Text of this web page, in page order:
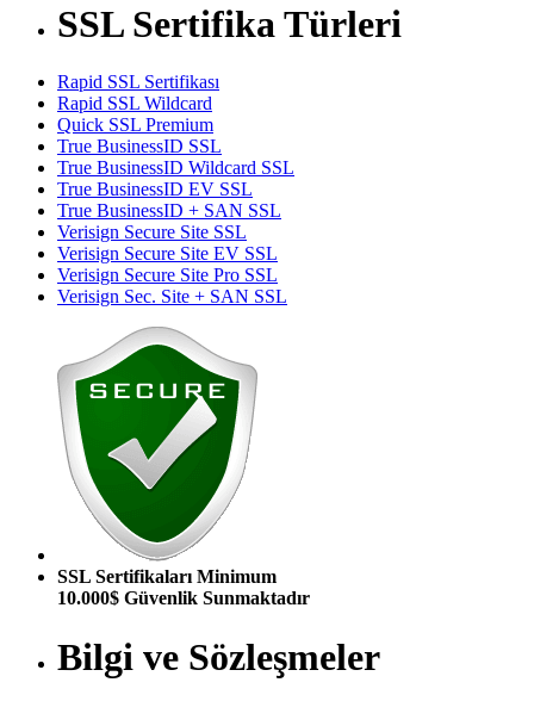
SSL Sertifika Türleri
Rapid SSL Sertifikası
Rapid SSL Wildcard
Quick SSL Premium
True BusinessID SSL
True BusinessID Wildcard SSL
True BusinessID EV SSL
True BusinessID + SAN SSL
Verisign Secure Site SSL
Verisign Secure Site EV SSL
Verisign Secure Site Pro SSL
Verisign Sec. Site + SAN SSL
SSL Sertifikaları Minimum
10.000$ Güvenlik Sunmaktadır
Bilgi ve Sözleşmeler